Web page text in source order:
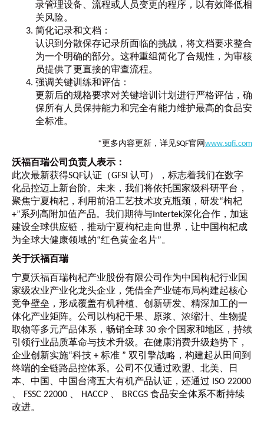
录管理设备、流程或人员变更的程序，以有效降低相
关风险。
简化记录和文档：
认识到分散保存记录所面临的挑战，将文档要求整合
为一个明确的部分。这种重组简化了合规性，为审核
员提供了更直接的审查流程。
强调关键训练和评估：
更新后的规格要求对关键培训计划进行严格评估，确
保所有人员保持能力和完全有能力维护最高的食品安
全标准。
*更多内容更新，详见SQF官网www.sqfi.com
沃福百瑞公司负责人表示：
此次最新获得SQF认证（GFSI 认可），标志着我们在数字
化品控迈上新台阶。未来，我们将依托国家级科研平台，
聚焦宁夏枸杞，利用前沿工艺技术攻克瓶颈，研发“枸杞
+”系列高附加值产品。我们期待与Intertek深化合作，加速
建设全球供应链，推动宁夏枸杞走向世界，让中国枸杞成
为全球大健康领域的“红色黄金名片”。
关于沃福百瑞
宁夏沃福百瑞枸杞产业股份有限公司作为中国枸杞行业国
家级农业产业化龙头企业，凭借全产业链布局构建起核心
竞争壁垒，形成覆盖有机种植、创新研发、精深加工的一
体化产业矩阵。公司以枸杞干果、原浆、浓缩汁、生物提
取物等多元产品体系，畅销全球 30 余个国家和地区，持续
引领行业品质革命与技术升级。在健康消费升级趋势下，
企业创新实施“科技 + 标准 ” 双引擎战略，构建起从田间到
终端的全链路品控体系。公司不仅通过欧盟、北美、日
本、中国、中国台湾五大有机产品认证，还通过 ISO 22000
、 FSSC 22000 、 HACCP 、 BRCGS 食品安全体系不断持续
改进。